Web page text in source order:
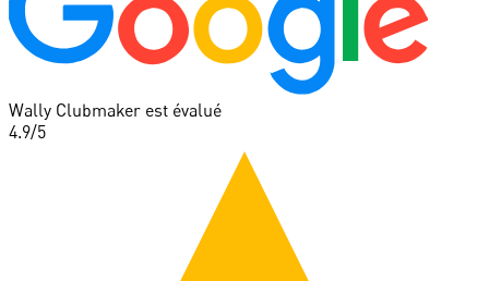
Wally Clubmaker est évalué
4.9/5